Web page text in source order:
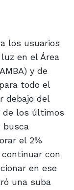
los usuarios
en el Área
y de
todo el
debajo del
de los últimos
busca
el 2%
con
en ese
una suba